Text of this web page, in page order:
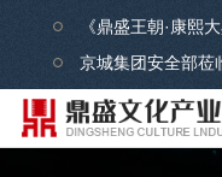
《鼎盛王朝·康熙
京城集团安全部莅